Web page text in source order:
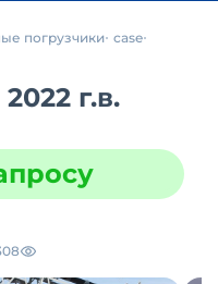
погрузчики case
г.в.